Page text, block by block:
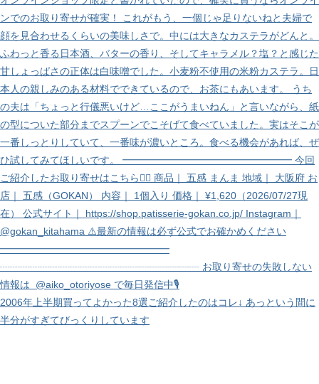
2006年上半期買ってよかった8選ご紹介したのはコレ↓ あっという間に
半分がすぎてびっくりしています